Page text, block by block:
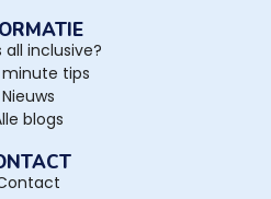
all inclusive?
minute tips
Nieuws
blogs